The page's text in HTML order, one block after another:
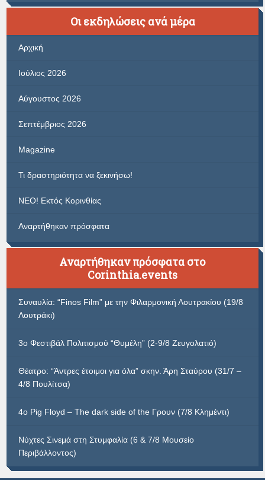
Οι εκδηλώσεις ανά μέρα
Αρχική
Ιούλιος 2026
Αύγουστος 2026
Σεπτέμβριος 2026
Magazine
Τι δραστηριότητα να ξεκινήσω!
ΝΕΟ! Εκτός Κορινθίας
Αναρτήθηκαν πρόσφατα
Αναρτήθηκαν πρόσφατα στο
Corinthia.events
Συναυλία: “Finos Film” με την Φιλαρμονική Λουτρακίου (19/8
Λουτράκι)
3ο Φεστιβάλ Πολιτισμού “Θυμέλη” (2-9/8 Ζευγολατιό)
Θέατρο: “Άντρες έτοιμοι για όλα” σκην. Άρη Σταύρου (31/7 –
4/8 Πουλίτσα)
4ο Pig Floyd – The dark side of the Γρουν (7/8 Κλημέντι)
Νύχτες Σινεμά στη Στυμφαλία (6 & 7/8 Μουσείο
Περιβάλλοντος)